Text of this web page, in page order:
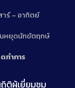
าร์ – อาทิตย์
หยุดนักขัตฤกษ์
ทำการ
ติผู้เยี่ยมชม